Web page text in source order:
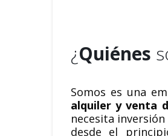
¿Quiénes
Somos es una
alquiler y venta
necesita
desde el